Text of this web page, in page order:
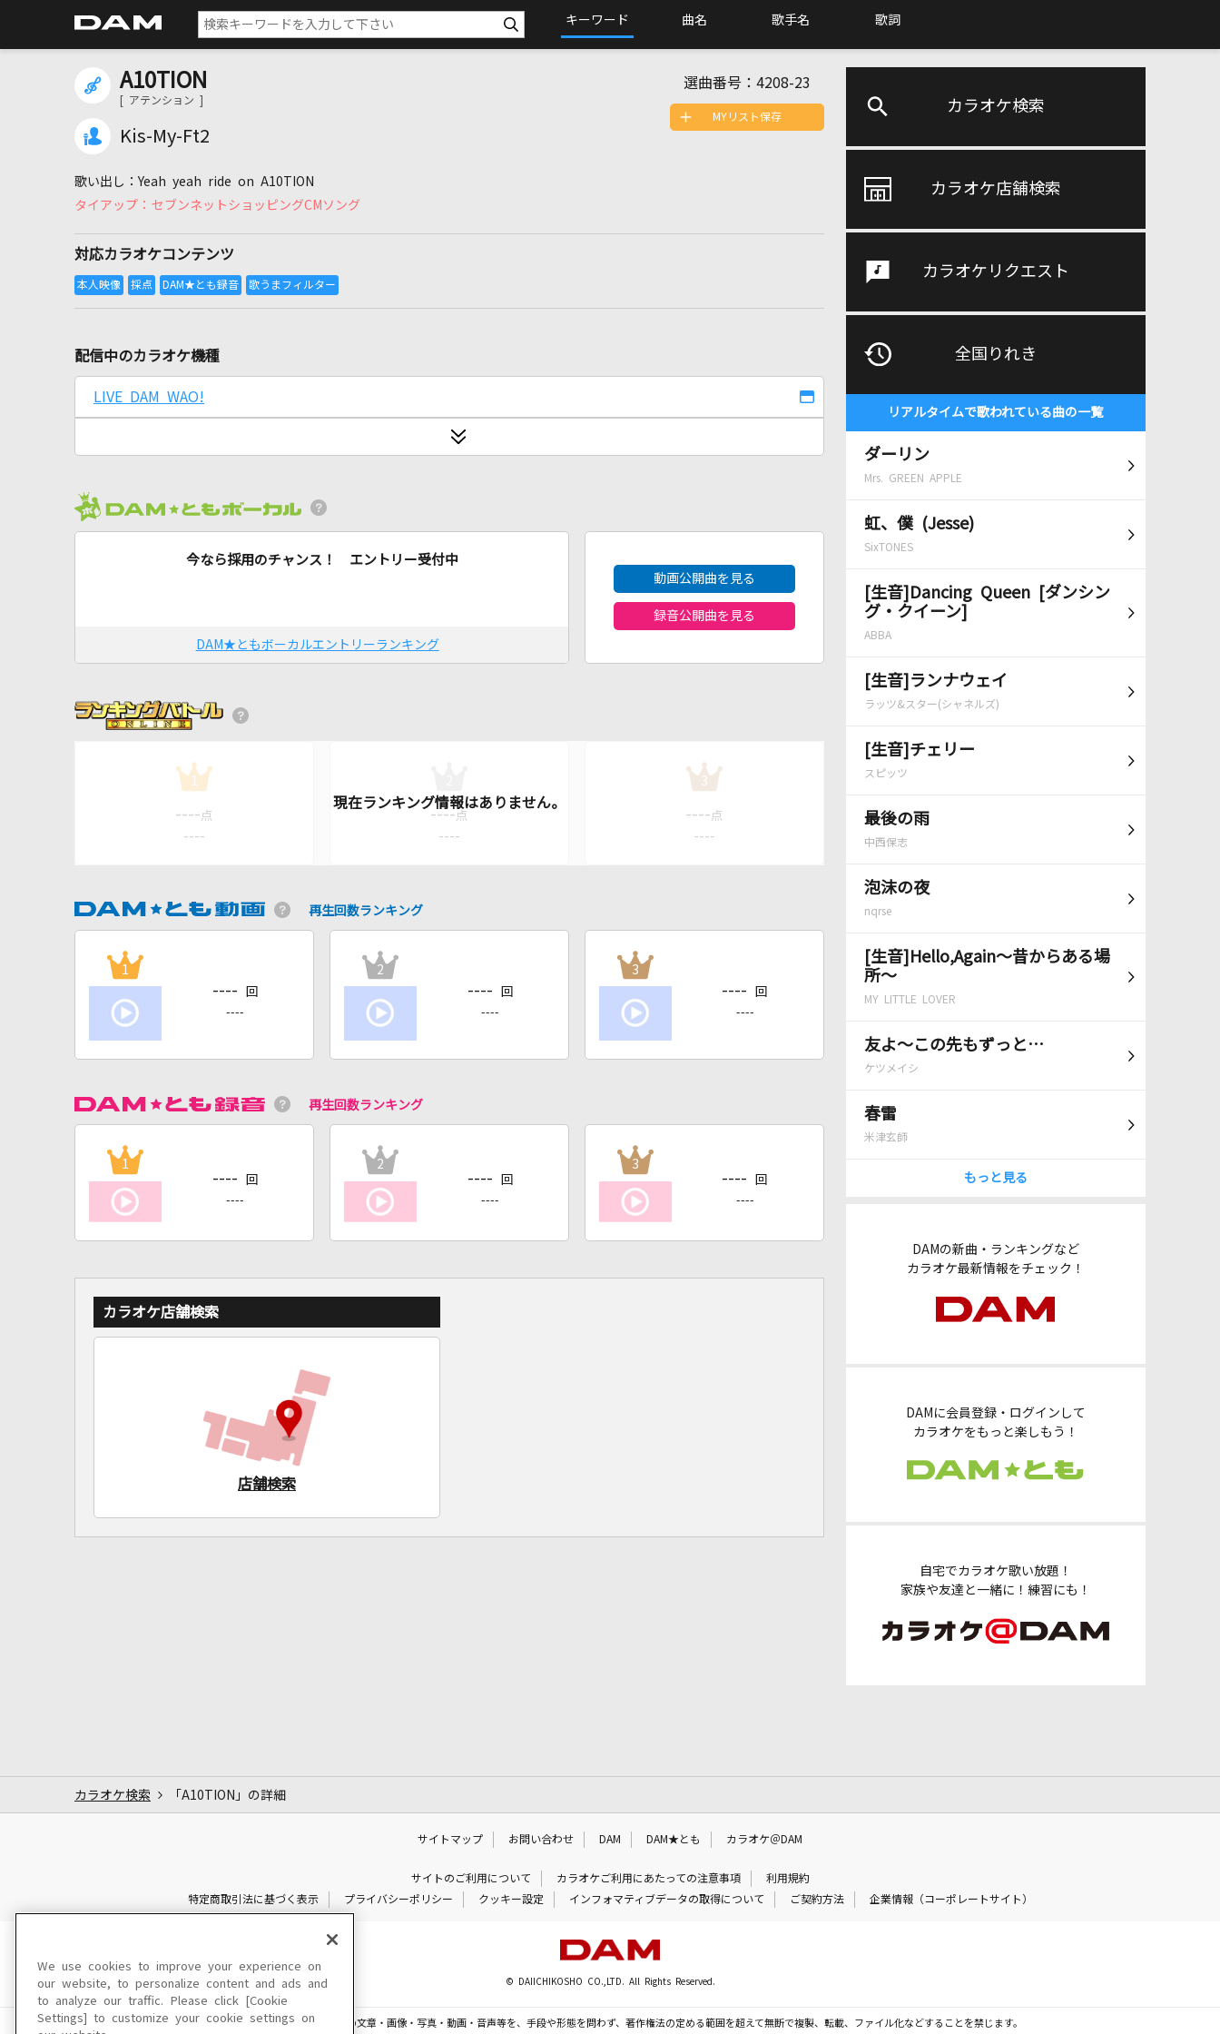
キーワード 曲名 歌手名 歌詞
カラオケ検索
カラオケ店舗検索
カラオケリクエスト
全国りれき
リアルタイムで歌われている曲の一覧
ダーリン
Mrs. GREEN APPLE
虹、僕 (Jesse)
SixTONES
[生音]Dancing Queen [ダンシン
グ・クイーン]
ABBA
[生音]ランナウェイ
ラッツ&スター(シャネルズ)
[生音]チェリー
スピッツ
最後の雨
中西保志
泡沫の夜
nqrse
[生音]Hello,Again～昔からある場
所～
MY LITTLE LOVER
友よ～この先もずっと…
ケツメイシ
春雷
米津玄師
もっと見る
DAMの新曲・ランキングなど
カラオケ最新情報をチェック！
DAMに会員登録・ログインして
カラオケをもっと楽しもう！
自宅でカラオケ歌い放題！
家族や友達と一緒に！練習にも！
A10TION
[ アテンション ]
Kis-My-Ft2
選曲番号： 4208-23
Yeah yeah ride on A10TION
セブンネットショッピングCMソング
対応カラオケコンテンツ
MYリスト保存
配信中のカラオケ機種
LIVE DAM WAO!
今なら採用のチャンス！ エントリー受付中
DAM★ともボーカルエントリーランキング
動画公開曲を見る
録音公開曲を見る
1
---- 点
----
---- 点
----
3
---- 点
----
再生回数ランキング
1
---- 回
----
2
---- 回
----
3
---- 回
----
再生回数ランキング
1
---- 回
----
2
---- 回
----
3
---- 回
----
カラオケ店舗検索
店舗検索
カラオケ検索 「A10TION」の詳細
サイトマップ お問い合わせ DAM DAM★とも カラオケ＠DAM
サイトのご利用について カラオケご利用にあたっての注意事項
利用規約
特定商取引法に基づく表示
プライバシーポリシー クッキー設定 インフォマティブデータの取得について ご契約方法 企業情報（コーポレートサイト）
© DAIICHIKOSHO CO.,LTD. All Rights Reserved.
このサイトに掲載されている一切の文章・画像・写真・動画・音声等を、手段や形態を問わず、著作権法の定める範囲を超えて無断で複製、転載、ファイル化などすることを禁じます。
We use cookies to improve your experience on
our website, to personalize content and ads and
to analyze our traffic. Please click [Cookie
Settings] to customize your cookie settings on